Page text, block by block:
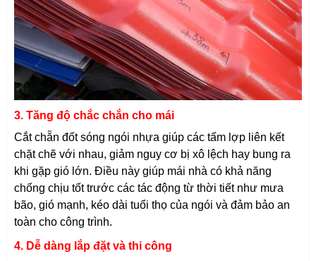
3. Tăng độ chắc chắn cho mái
Cắt chẵn đốt sóng ngói nhựa giúp các tấm lợp liên kết
chặt chẽ với nhau, giảm nguy cơ bị xô lệch hay bung ra
khi gặp gió lớn. Điều này giúp mái nhà có khả năng
chống chịu tốt trước các tác động từ thời tiết như mưa
bão, gió mạnh, kéo dài tuổi thọ của ngói và đảm bảo an
toàn cho công trình.
4. Dễ dàng lắp đặt và thi công